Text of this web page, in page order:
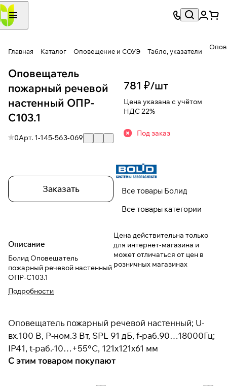
Главная Каталог Оповещение и СОУЭ Табло, указатели
Оповещатель
пожарный речевой
настенный ОПР-
С103.1
0Арт. 1-145-563-069
Заказать
Описание
Болид Оповещатель
пожарный речевой настенный
ОПР-С103.1
Подробности
781 ₽/шт
Цена указана с учётом
НДС 22%
Под заказ
Все товары Болид
Все товары категории
Цена действительна только
для интернет-магазина и
может отличаться от цен в
розничных магазинах
Оповещатель пожарный речевой настенный; U-
вх.100 В, P-ном.3 Вт, SPL 91 дБ, f-раб.90…18000Гц;
IP41, t-раб.-10…+55°С, 121х121х61 мм
С этим товаром покупают